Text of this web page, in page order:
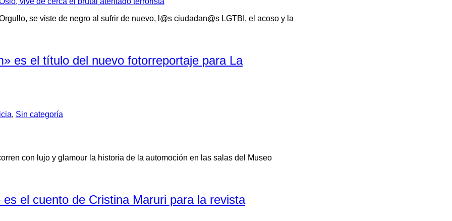
se viste de negro al sufrir de nuevo, l@s ciudadan@s LGTBI, el acoso y la
es el título del nuevo fotorreportaje para La
, Sin categoría
con lujo y glamour la historia de la automoción en las salas del Museo
el cuento de Cristina Maruri para la revista